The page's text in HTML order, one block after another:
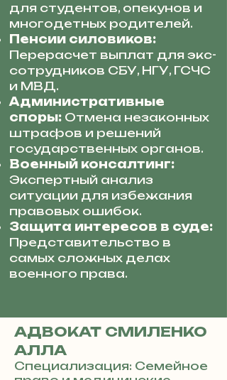
для студентов, опекунов и
многодетных родителей.
Пенсии силовиков:
Перерасчет выплат для экс-
сотрудников СБУ, НГУ, ГСЧС
и МВД.
Административные
споры: Отмена незаконных
штрафов и решений
государственных органов.
Военный консалтинг:
Экспертный анализ
ситуации для избежания
правовых ошибок.
Защита интересов в суде:
Представительство в
самых сложных делах
военного права.
АДВОКАТ СМИЛЕНКО
АЛЛА
Специализация: Семейное